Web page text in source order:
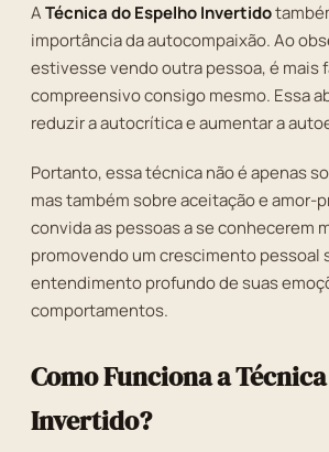
ATécnica do Espelho Invertido
importância da autocompaixão. Ao
estivesse vendo outra pessoa, é mais
compreensivo consigo mesmo. Essa
reduzir a autocrítica e aumentar a
Portanto, essa técnica não é apenas
mas também sobre aceitação e amor-
convida as pessoas a se conhecerem
promovendo um crescimento pessoal
entendimento profundo de suas
comportamentos.
Como Funciona a
Invertido?